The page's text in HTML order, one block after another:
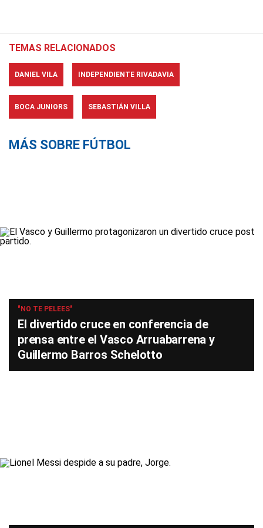
TEMAS RELACIONADOS
DANIEL VILA INDEPENDIENTE RIVADAVIA
BOCA JUNIORS SEBASTIÁN VILLA
MÁS SOBRE FÚTBOL
"NO TE PELEES"
El divertido cruce en conferencia de
prensa entre el Vasco Arruabarrena y
Guillermo Barros Schelotto